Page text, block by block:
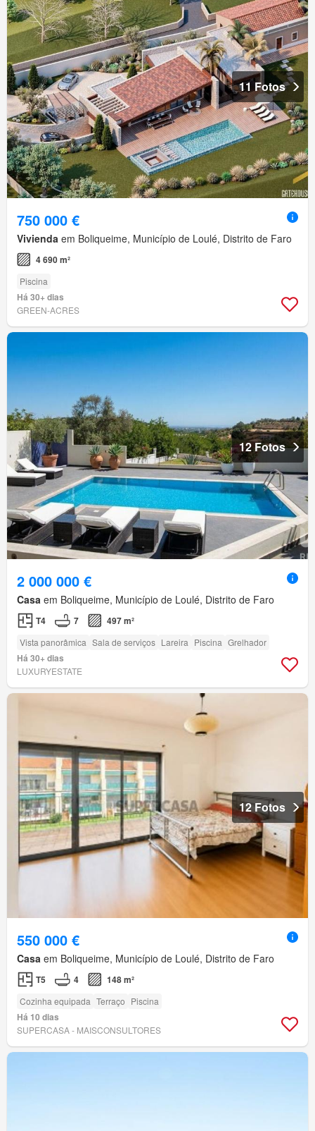
11 Fotos
750 000 €
Vivienda em Boliqueime, Município de Loulé, Distrito de Faro
4 690 m²
Piscina
Há 30+ dias
GREEN-ACRES
12 Fotos
2 000 000 €
Casa em Boliqueime, Município de Loulé, Distrito de Faro
T4 7 497 m²
Vista panorâmica Sala de serviços Lareira Piscina Grelhador
Há 30+ dias
LUXURYESTATE
12 Fotos
550 000 €
Casa em Boliqueime, Município de Loulé, Distrito de Faro
T5 4 148 m²
Cozinha equipada Terraço Piscina
Há 10 dias
SUPERCASA - MAISCONSULTORES